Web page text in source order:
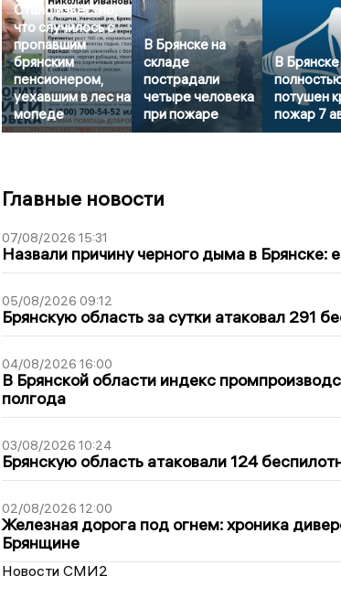
Стало известно,
что случилось с
пропавшим
брянским
пенсионером,
уехавшим в лес на
мопеде
В Брянске на
складе
пострадали
четыре человека
при пожаре
В Брянске
потушен
пожар 7
Главные новости
07/08/2026 15:31
Назвали причину черного дыма в Брянске:
05/08/2026 09:12
Брянскую область за сутки атаковал 291
04/08/2026 16:00
В Брянской области индекс
полгода
03/08/2026 10:24
Брянскую область атаковали 124
02/08/2026 12:00
Железная дорога под огнем: хроника
Брянщине
Новости СМИ2